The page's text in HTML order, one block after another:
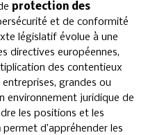
protection des
et de conformité
législatif évolue à une
directives européennes,
des contentieux
entreprises, grandes ou
environnement juridique de
les positions et les
permet d’appréhender les